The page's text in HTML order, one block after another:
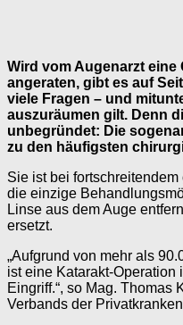
Wird vom Augenarzt eine
angeraten, gibt es auf
viele Fragen – und
auszuräumen gilt. Denn
unbegründet: Die
zu den häufigsten
Sie ist bei fortschreitendem
die einzige
Linse aus dem Auge
ersetzt.
„Aufgrund von mehr als
ist eine Katarakt-Operation
Eingriff.“, so Mag. Thomas
Verbands der